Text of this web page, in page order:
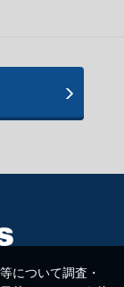
について調査・